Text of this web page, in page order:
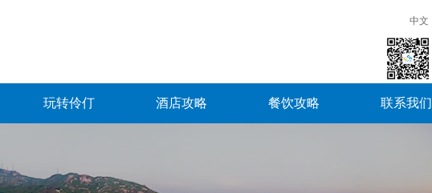
中文
玩转伶仃 酒店攻略 餐饮攻略 联系我们